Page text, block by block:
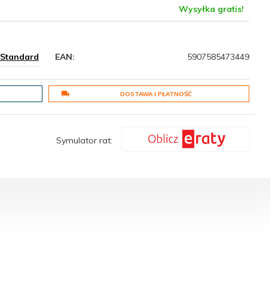
Wysyłka gratis!
Standard EAN: 5907585473449
DOSTAWA I PŁATNOŚĆ
Symulator rat: